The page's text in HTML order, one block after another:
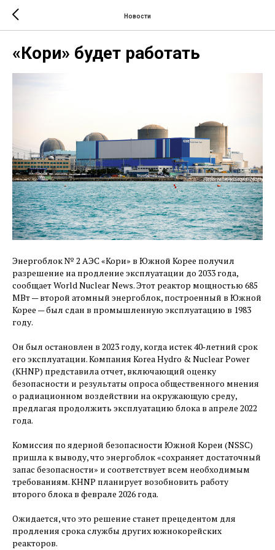
Новости
«Кори» будет работать
Энергоблок № 2 АЭС «Кори» в Южной Корее получил
разрешение на продление эксплуатации до 2033 года,
сообщает World Nuclear News. Этот реактор мощностью 685
МВт — ​второй атомный энергоблок, построенный в Южной
Корее — ​был сдан в промышленную эксплуатацию в 1983
году.
Он был остановлен в 2023 году, когда истек 40‑летний срок
его эксплуатации. Компания Korea Hydro & Nuclear Power
(KHNP) представила отчет, включающий оценку
безопасности и результаты опроса общественного мнения
о радиационном воздействии на окружающую среду,
предлагая продолжить эксплуатацию блока в апреле 2022
года.
Комиссия по ядерной безопасности Южной Кореи (NSSC)
пришла к выводу, что энергоблок «сохраняет достаточный
запас безопасности» и соответствует всем необходимым
требованиям. KHNP планирует возобновить работу
второго блока в феврале 2026 года.
Ожидается, что это решение станет прецедентом для
продления срока службы других южнокорейских
реакторов.